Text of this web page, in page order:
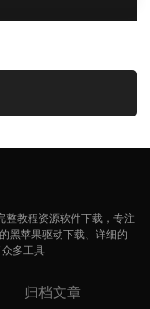
教程资源软件下载，专注
黑苹果驱动下载、详细的
多工具
归档文章